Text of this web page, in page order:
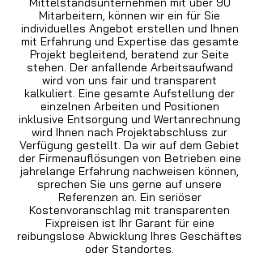
Mitarbeitern, können wir ein für Sie
individuelles Angebot erstellen und Ihnen
mit Erfahrung und Expertise das gesamte
Projekt begleitend, beratend zur Seite
stehen. Der anfallende Arbeitsaufwand
wird von uns fair und transparent
kalkuliert. Eine gesamte Aufstellung der
einzelnen Arbeiten und Positionen
inklusive Entsorgung und Wertanrechnung
wird Ihnen nach Projektabschluss zur
Verfügung gestellt. Da wir auf dem Gebiet
der Firmenauflösungen von Betrieben eine
jahrelange Erfahrung nachweisen können,
sprechen Sie uns gerne auf unsere
Referenzen an. Ein seriöser
Kostenvoranschlag mit transparenten
Fixpreisen ist Ihr Garant für eine
reibungslose Abwicklung Ihres Geschäftes
oder Standortes.